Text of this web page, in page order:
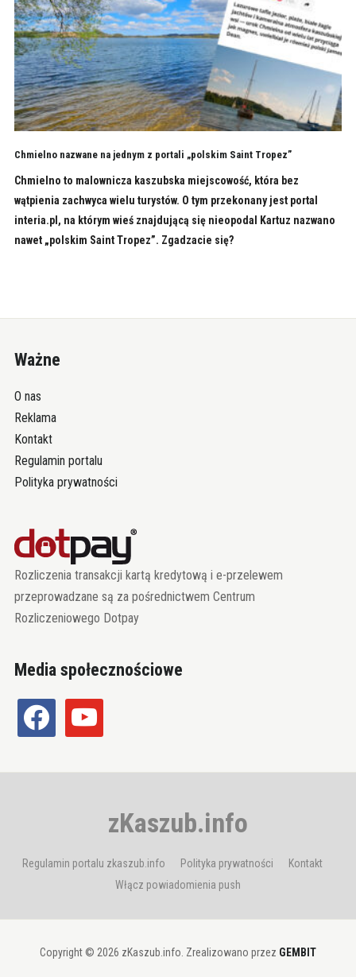
Chmielno nazwane na jednym z portali „polskim Saint Tropez”
Chmielno to malownicza kaszubska miejscowość, która bez
wątpienia zachwyca wielu turystów. O tym przekonany jest portal
interia.pl, na którym wieś znajdującą się nieopodal Kartuz nazwano
nawet „polskim Saint Tropez”. Zgadzacie się?
Ważne
O nas
Reklama
Kontakt
Regulamin portalu
Polityka prywatności
Rozliczenia transakcji kartą kredytową i e-przelewem
przeprowadzane są za pośrednictwem Centrum
Rozliczeniowego Dotpay
Media społecznościowe
facebook youtube
zKaszub.info
Regulamin portalu zkaszub.info Polityka prywatności
Kontakt
Włącz powiadomienia push
Copyright © 2026 zKaszub.info. Zrealizowano przez GEMBIT